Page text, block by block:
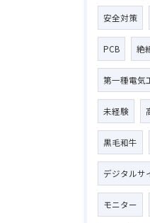
安全対策
PCB 絶
第一種電気
未経験
黒毛和牛
デジタルサ
モニター